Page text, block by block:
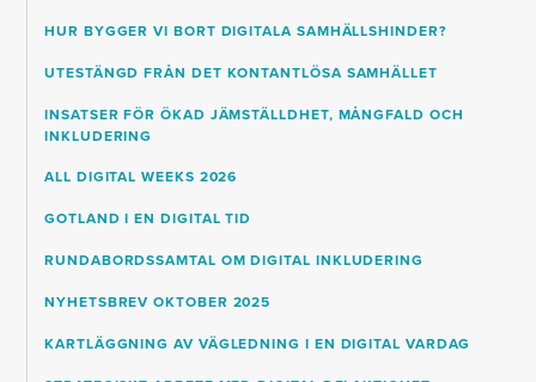
HUR BYGGER VI BORT DIGITALA SAMHÄLLSHINDER?
UTESTÄNGD FRÅN DET KONTANTLÖSA SAMHÄLLET
INSATSER FÖR ÖKAD JÄMSTÄLLDHET, MÅNGFALD OCH
INKLUDERING
ALL DIGITAL WEEKS 2026
GOTLAND I EN DIGITAL TID
RUNDABORDSSAMTAL OM DIGITAL INKLUDERING
NYHETSBREV OKTOBER 2025
KARTLÄGGNING AV VÄGLEDNING I EN DIGITAL VARDAG